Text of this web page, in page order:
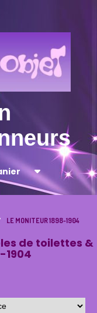
LE MONITEUR 1898-1904
de toilettes &
1904